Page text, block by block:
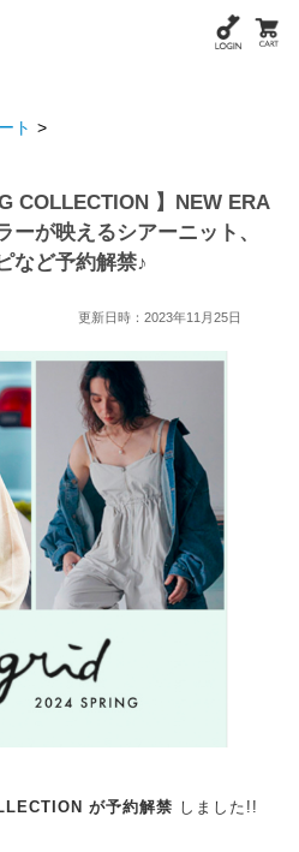
ト
COLLECTION 】NEW ERA
ーが映えるシアーニット、
など予約解禁♪
更新日時：2023年11月25日
が予約解禁 しました!!